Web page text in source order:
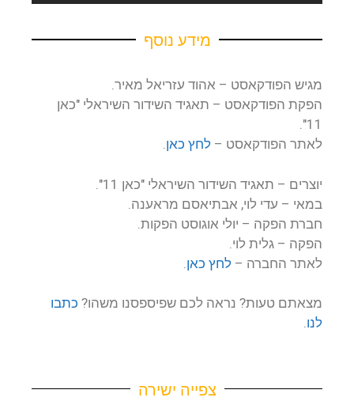
מידע נוסף
מגיש הפודקאסט – אהוד עזריאל מאיר.
הפקת הפודקאסט – תאגיד השידור השיראלי "כאן
11".
לאתר הפודקאסט – לחץ כאן.
יוצרים – תאגיד השידור השיראלי "כאן 11".
במאי – עדי לוי, אבתיאסם מראענה.
חברת הפקה – יולי אוגוסט הפקות.
הפקה – גלית לוי.
לאתר החברה – לחץ כאן
מצאתם טעות? נראה לכם שפיספסנו משהו? כתבו
לנו.
צפייה ישירה